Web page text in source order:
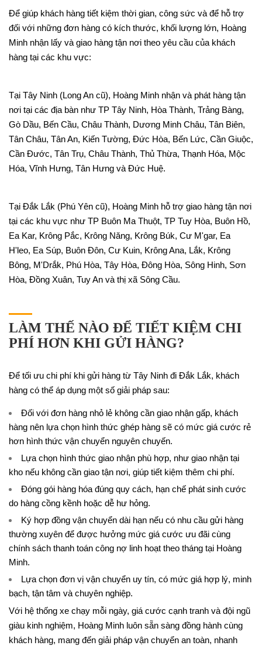
Để giúp khách hàng tiết kiệm thời gian, công sức và để hỗ trợ
đối với những đơn hàng có kích thước, khối lượng lớn, Hoàng
Minh nhận lấy và giao hàng tận nơi theo yêu cầu của khách
hàng tại các khu vực:
Tại Tây Ninh (Long An cũ), Hoàng Minh nhận và phát hàng tận
nơi tại các địa bàn như TP Tây Ninh, Hòa Thành, Trảng Bàng,
Gò Dầu, Bến Cầu, Châu Thành, Dương Minh Châu, Tân Biên,
Tân Châu, Tân An, Kiến Tường, Đức Hòa, Bến Lức, Cần Giuộc,
Cần Đước, Tân Trụ, Châu Thành, Thủ Thừa, Thạnh Hóa, Mộc
Hóa, Vĩnh Hưng, Tân Hưng và Đức Huệ.
Tại Đắk Lắk (Phú Yên cũ), Hoàng Minh hỗ trợ giao hàng tận nơi
tại các khu vực như TP Buôn Ma Thuột, TP Tuy Hòa, Buôn Hồ,
Ea Kar, Krông Pắc, Krông Năng, Krông Búk, Cư M'gar, Ea
H'leo, Ea Súp, Buôn Đôn, Cư Kuin, Krông Ana, Lắk, Krông
Bông, M'Drắk, Phú Hòa, Tây Hòa, Đông Hòa, Sông Hinh, Sơn
Hòa, Đồng Xuân, Tuy An và thị xã Sông Cầu.
LÀM THẾ NÀO ĐỂ TIẾT KIỆM CHI
PHÍ HƠN KHI GỬI HÀNG?
Để tối ưu chi phí khi gửi hàng từ Tây Ninh đi Đắk Lắk, khách
hàng có thể áp dụng một số giải pháp sau:
Đối với đơn hàng nhỏ lẻ không cần giao nhận gấp, khách
hàng nên lựa chọn hình thức ghép hàng sẽ có mức giá cước rẻ
hơn hình thức vận chuyển nguyên chuyến.
Lựa chọn hình thức giao nhận phù hợp, như giao nhận tại
kho nếu không cần giao tận nơi, giúp tiết kiệm thêm chi phí.
Đóng gói hàng hóa đúng quy cách, hạn chế phát sinh cước
do hàng cồng kềnh hoặc dễ hư hỏng.
Ký hợp đồng vận chuyển dài hạn nếu có nhu cầu gửi hàng
thường xuyên để được hưởng mức giá cước ưu đãi cùng
chính sách thanh toán công nợ linh hoạt theo tháng tại Hoàng
Minh.
Lựa chọn đơn vị vận chuyển uy tín, có mức giá hợp lý, minh
bạch, tận tâm và chuyên nghiệp.
Với hệ thống xe chạy mỗi ngày, giá cước cạnh tranh và đội ngũ
giàu kinh nghiệm, Hoàng Minh luôn sẵn sàng đồng hành cùng
khách hàng, mang đến giải pháp vận chuyển an toàn, nhanh